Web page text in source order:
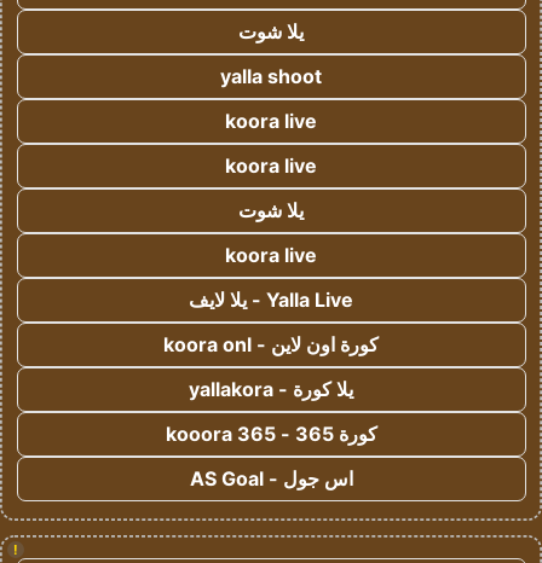
يلا شوت
yalla shoot
koora live
koora live
يلا شوت
koora live
Yalla Live - يلا لايف
كورة اون لاين - koora onl
يلا كورة - yallakora
كورة 365 - kooora 365
اس جول - AS Goal
!